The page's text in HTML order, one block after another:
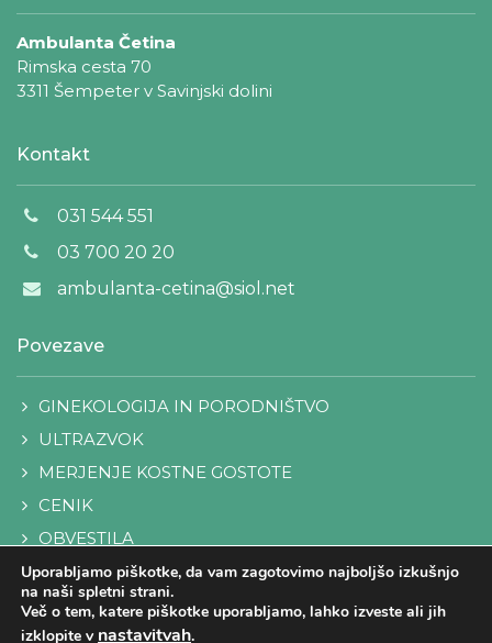
Ambulanta Četina
Rimska cesta 70
3311 Šempeter v Savinjski dolini
Kontakt
031 544 551
03 700 20 20
ambulanta-cetina@siol.net
Povezave
GINEKOLOGIJA IN PORODNIŠTVO
ULTRAZVOK
MERJENJE KOSTNE GOSTOTE
CENIK
OBVESTILA
KONTAKT
Uporabljamo piškotke, da vam zagotovimo najboljšo izkušnjo
na naši spletni strani.
Več o tem, katere piškotke uporabljamo, lahko izveste ali jih
izklopite v nastavitvah.